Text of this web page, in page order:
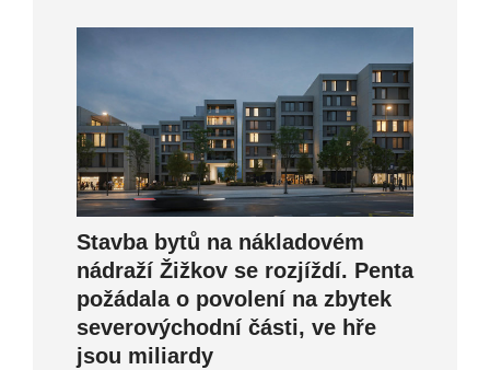
Stavba bytů na nákladovém
nádraží Žižkov se rozjíždí. Penta
požádala o povolení na zbytek
severovýchodní části, ve hře
jsou miliardy